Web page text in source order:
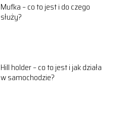
Mufka – co to jest i do czego
służy?
Hill holder – co to jest i jak działa
w samochodzie?